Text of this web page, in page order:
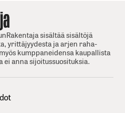
sisältää sisältöjä
yrittäjyydesta ja arjen raha-
kumppaneidensa kaupallista
ei anna sijoitussuosituksia.